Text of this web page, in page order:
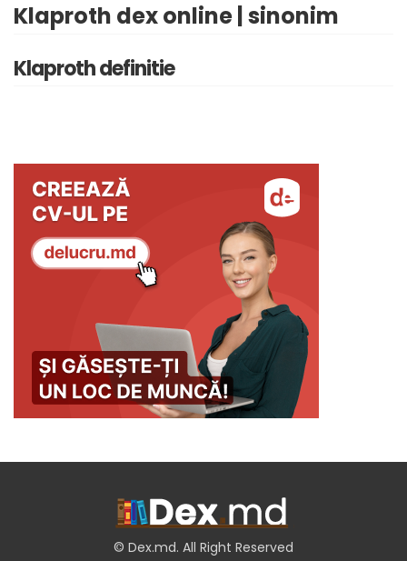
Klaproth dex online | sinonim
Klaproth definitie
© Dex.md. All Right Reserved